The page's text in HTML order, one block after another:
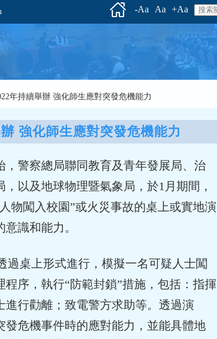
-Aa Aa +Aa
年持續舉辦 強化師生應對突發危機能力
強化師生應對突發危機能力
察總局聯同教育及青年發展局、治
以及地球物理暨氣象局，於1月期間，
物闖入校園”或火災事故的桌上或實地演
識和能力。
桌上形式進行，模擬一名可疑人士闖
程序，執行“防範封鎖”措施，包括：指揮
行勸離；致電警方求助等。透過演
發危機事件時的應對能力，並能具體地